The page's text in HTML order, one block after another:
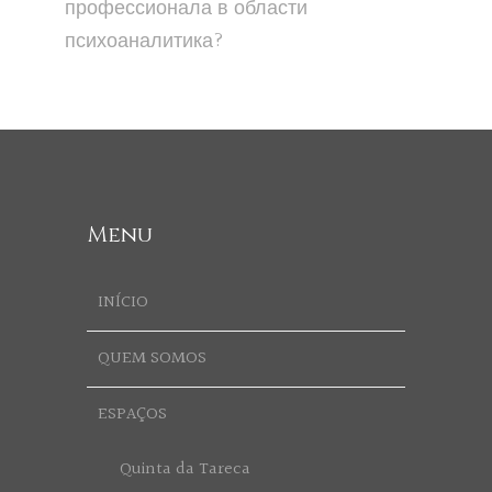
профессионала в области
психоаналитика?
Menu
INÍCIO
QUEM SOMOS
ESPAÇOS
Quinta da Tareca